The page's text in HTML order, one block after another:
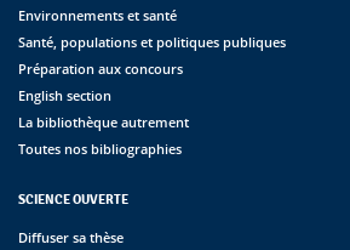
Environnements et santé
Santé, populations et politiques publiques
Préparation aux concours
English section
La bibliothèque autrement
Toutes nos bibliographies
SCIENCE OUVERTE
Diffuser sa thèse